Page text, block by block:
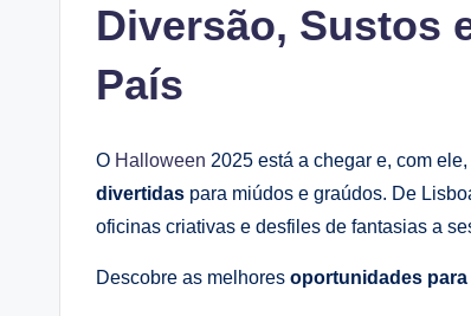
Diversão, Sustos
País
O Halloween 2025 está a chegar e, com
divertidas para miúdos e graúdos. De
oficinas criativas e desfiles de fantasias a
Descobre as melhores oportunidades para